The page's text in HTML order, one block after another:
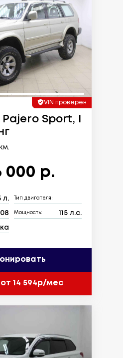
VIN проверен
Sport, I
000 р.
л. Тип двигателя:
Мощность: 115 л.с.
14 594р/мес